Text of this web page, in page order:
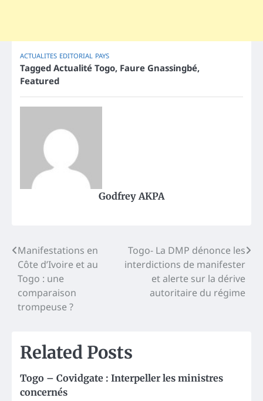
ACTUALITES EDITORIAL PAYS
Tagged Actualité Togo, Faure Gnassingbé,
Featured
Godfrey AKPA
Post
navigation
Manifestations en
Côte d’Ivoire et au
Togo : une
comparaison
trompeuse ?
Togo- La DMP dénonce les
interdictions de manifester
et alerte sur la dérive
autoritaire du régime
Related Posts
Togo – Covidgate : Interpeller les ministres
concernés